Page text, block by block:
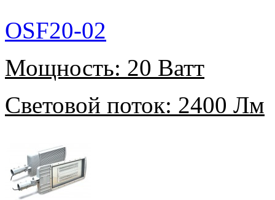
OSF20-02
Мощность: 20 Ватт
Световой поток: 2400 Лм